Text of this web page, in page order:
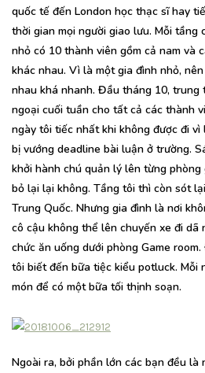
quốc tế đến London học thạc sĩ hay
thời gian mọi người giao lưu. Mỗi tầng
nhỏ có 10 thành viên gồm cả nam và
khác nhau. Vì là một gia đình nhỏ,
nhau khá nhanh. Đầu tháng 10, trung
ngoại cuối tuần cho tất cả các thành
ngày tôi tiếc nhất khi không được đi
bị vướng deadline bài luận ở trường.
khởi hành chú quản lý lên từng
bỏ lại lại không. Tầng tôi thì còn sót
Trung Quốc. Nhưng gia đình là nơi
cô cậu không thể lên chuyến xe đi dã
chức ăn uống dưới phòng Game
tôi biết đến bữa tiệc kiểu potluck. Mỗi
món để có một bữa tối thịnh soạn.
Ngoài ra, bởi phần lớn các bạn đều là